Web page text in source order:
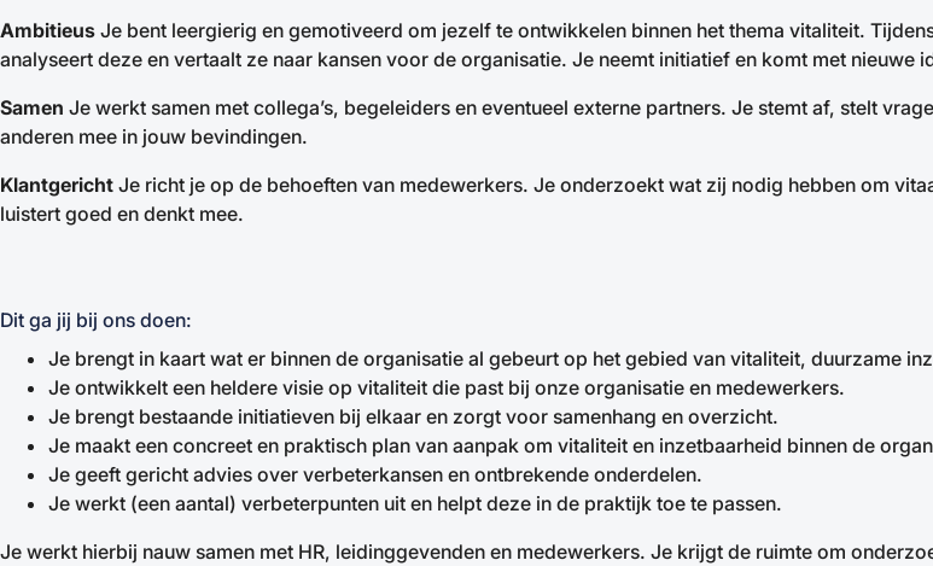
Ambitieus Je bent leergierig en gemotiveerd om jezelf te ontwikkelen binnen het thema vitaliteit.
analyseert deze en vertaalt ze naar kansen voor de organisatie. Je neemt initiatief en komt met nieuwe
Samen Je werkt samen met collega’s, begeleiders en eventueel externe partners. Je stemt af, stelt
anderen mee in jouw bevindingen.
Klantgericht Je richt je op de behoeften van medewerkers. Je onderzoekt wat zij nodig hebben om
luistert goed en denkt mee.
Dit ga jij bij ons doen:
Je brengt in kaart wat er binnen de organisatie al gebeurt op het gebied van vitaliteit, duurzame
Je ontwikkelt een heldere visie op vitaliteit die past bij onze organisatie en medewerkers.
Je brengt bestaande initiatieven bij elkaar en zorgt voor samenhang en overzicht.
Je maakt een concreet en praktisch plan van aanpak om vitaliteit en inzetbaarheid binnen de
Je geeft gericht advies over verbeterkansen en ontbrekende onderdelen.
Je werkt (een aantal) verbeterpunten uit en helpt deze in de praktijk toe te passen.
Je werkt hierbij nauw samen met HR, leidinggevenden en medewerkers. Je krijgt de ruimte om